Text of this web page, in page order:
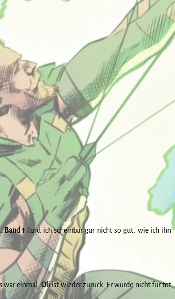
Band 1fand ich scheinbar gar nicht so gut, wie ich ihn
war einmal.Oliist wieder zurück. Er wurde nicht für tot